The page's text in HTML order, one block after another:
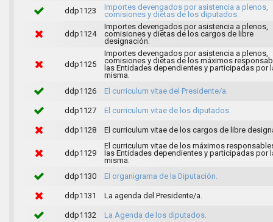
ddp1123
Importes devengados por asistencia a plenos,
comisiones y dietas de los diputados.
ddp1124
Importes devengados por asistencia a plenos,
comisiones y dietas de los cargos de libre
designación.
ddp1125
Importes devengados por asistencia a plenos,
comisiones y dietas de los máximos
las Entidades dependientes y participadas por
misma.
ddp1126
El curriculum vitae del Presidente/a.
ddp1127 El curriculum vitae de los diputados.
ddp1128 El curriculum vitae de los cargos de libre
ddp1129
El curriculum vitae de los máximos
las Entidades dependientes y participadas por
misma.
ddp1130
El organigrama de la Diputación.
ddp1131 La agenda del Presidente/a.
ddp1132 La Agenda de los diputados.